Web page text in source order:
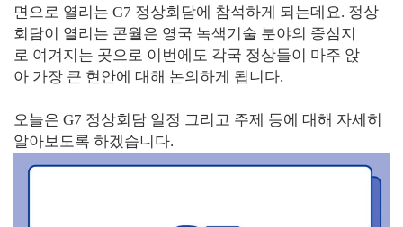
면으로 열리는 G7 정상회담에 참석하게 되는데요. 정상
회담이 열리는 콘월은 영국 녹색기술 분야의 중심지
로 여겨지는 곳으로 이번에도 각국 정상들이 마주 앉
아 가장 큰 현안에 대해 논의하게 됩니다.
오늘은 G7 정상회담 일정 그리고 주제 등에 대해 자세히
알아보도록 하겠습니다.